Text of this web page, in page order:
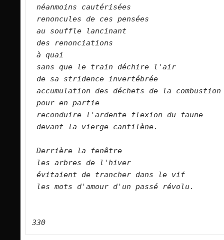
néanmoins cautérisées
renoncules de ces pensées
au souffle lancinant
des renonciations
à quai
sans que le train déchire l'air
de sa stridence invertébrée
accumulation des déchets de la
pour en partie
reconduire l'ardente flexion du faune
devant la vierge cantilène.
Derrière la fenêtre
les arbres de l'hiver
évitaient de trancher dans le vif
les mots d'amour d'un passé révolu.
330